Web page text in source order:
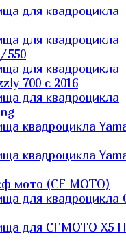
для квадроцикла
для квадроцикла
550
для квадроцикла
700 с 2016
для квадроцикла
квадроцикла
квадроцикла
мото (CF MOTO)
для квадроцикла
для CFMOTO X5